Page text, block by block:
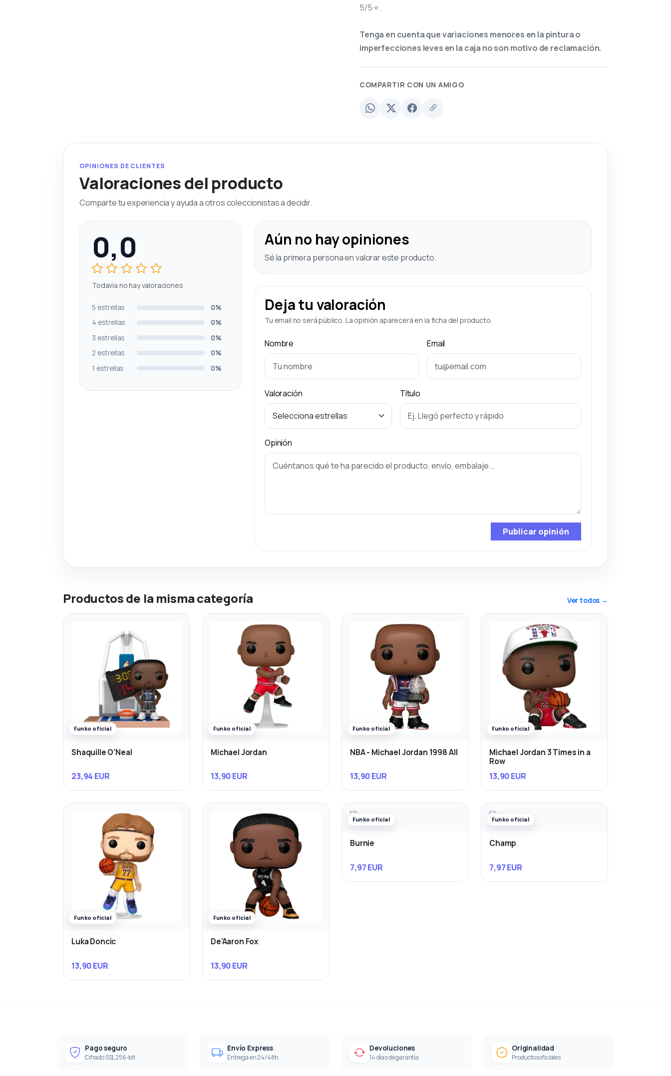
5/5 ⭐.
Tenga en cuenta que variaciones menores en la pintura o
imperfecciones leves en la caja no son motivo de reclamación.
COMPARTIR CON UN AMIGO
OPINIONES DE CLIENTES
Valoraciones del producto
Comparte tu experiencia y ayuda a otros coleccionistas a decidir.
0,0
Todavía no hay valoraciones
5 estrellas
0%
4 estrellas
0%
3 estrellas
0%
2 estrellas
0%
1 estrellas
0%
Aún no hay opiniones
Sé la primera persona en valorar este producto.
Deja tu valoración
Tu email no será público. La opinión aparecerá en la ficha del producto.
Nombre Email
Valoración Título
Opinión
Publicar opinión
Productos de la misma categoría Ver todos →
Funko oficial
Shaquille O'Neal
23,94 EUR
Funko oficial
Michael Jordan
13,90 EUR
Funko oficial
NBA - Michael Jordan 1998 All
13,90 EUR
Funko oficial
Michael Jordan 3 Times in a
Row
13,90 EUR
Funko oficial
Luka Doncic
13,90 EUR
Funko oficial
De'Aaron Fox
13,90 EUR
Funko oficial
Burnie
7,97 EUR
Funko oficial
Champ
7,97 EUR
Pago seguro
Cifrado SSL 256-bit
Envío Express
Entrega en 24/48h
Devoluciones
14 días de garantía
Originalidad
Productos oficiales